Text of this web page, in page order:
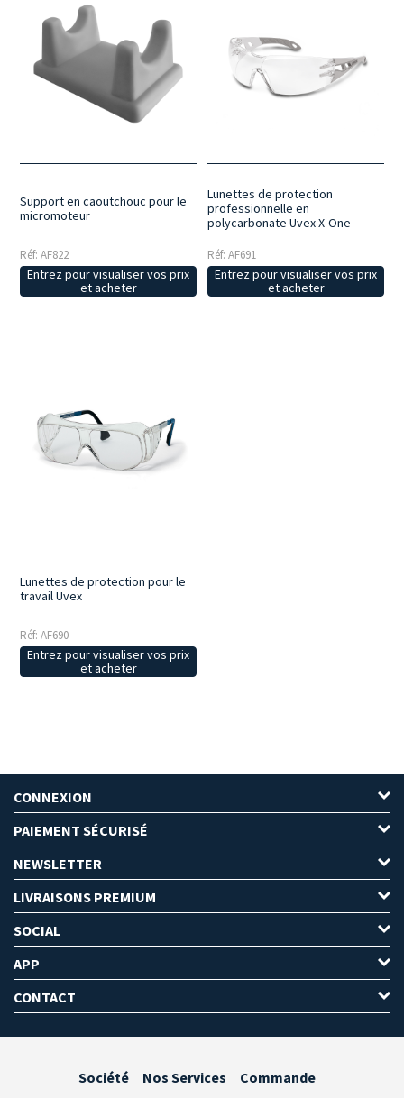
Support en caoutchouc pour le
micromoteur
Réf: AF822
Entrez pour visualiser vos prix
et acheter
Lunettes de protection
professionnelle en
polycarbonate Uvex X-One
Réf: AF691
Entrez pour visualiser vos prix
et acheter
Lunettes de protection pour le
travail Uvex
Réf: AF690
Entrez pour visualiser vos prix
et acheter
CONNEXION
PAIEMENT SÉCURISÉ
NEWSLETTER
LIVRAISONS PREMIUM
SOCIAL
APP
CONTACT
Société Nos Services
Commande